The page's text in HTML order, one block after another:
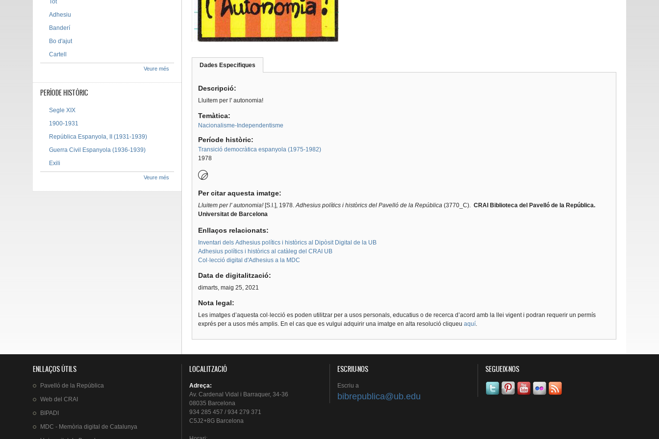
Dades Especifiques
activa)
Descripció:
Lluitem per l' autonomia!
Temàtica:
Nacionalisme-Independentisme
Període històric:
Transició democràtica espanyola (1975-1982)
1978
Per citar aquesta imatge:
Lluitem per l' autonomia! [S.l.], 1978.Adhesius polítics i històrics del Pavelló de la República(3770_C). CRAI Biblioteca del Pavelló de la República.
Universitat de Barcelona
Enllaços relacionats:
Inventari dels Adhesius polítics i històrics al Dipòsit Digital de la UB
Adhesius polítics i històrics al catàleg del CRAI UB
Col·lecció digital d'Adhesius a la MDC
Data de digitalització:
dimarts, maig 25, 2021
Nota legal:
Les imatges d’aquesta col·lecció es poden utilitzar per a usos personals, educatius o de recerca d’acord amb la llei vigent i podran requerir un permís
exprés per a usos més amplis. En el cas que es vulgui adquirir una imatge en alta resolució cliqueu aquí.
Tot
Adhesiu
Banderí
Bo d'ajut
Cartell
Veure més
PERÍODE HISTÒRIC
Segle XIX
1900-1931
República Espanyola, II (1931-1939)
Guerra Civil Espanyola (1936-1939)
Exili
Veure més
ENLLAÇOS ÚTILS
Pavelló de la República
Web delCRAI
BIPADI
MDC - Memòria digital de Catalunya
LOCALITZACIÓ
Adreça:
Av. Cardenal Vidal i Barraquer, 34-36
08035 Barcelona
934 285 457 / 934 279 371
C5J2+8G Barcelona
ESCRIU-NOS
Escriu a
bibrepublica@ub.edu
SEGUEIX-NOS